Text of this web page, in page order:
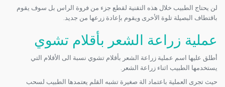
لن يحتاج الطبيب خلال هذه التقنية لقطع جزء من فروة الراس بل سوف يقوم
باقتطاف البصيلة تلوة الأخرى ويقوم بإعادة زرعها من جديد.
عملية زراعة الشعر بأقلام تشوي
أطلق عليها اسم عملية زراعة الشعر بأقلام تشوي نسبة الى الأقلام التي
يستخدمها الطبيب اثناء زراعة الشعر.
حيث تجرى العملية باعتماد الة صغيرة تشبه القلم يعتمدها الطبيب لسحب